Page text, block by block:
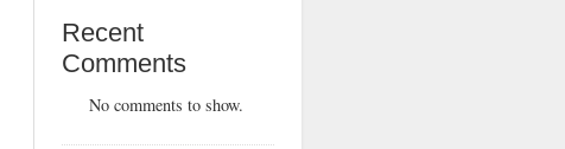
Recent
Comments
No comments to show.